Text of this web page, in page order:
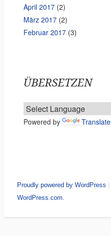
April 2017(2)
März 2017(2)
Februar 2017(3)
ÜBERSETZEN
Powered by Translate
Proudly powered by WordPress
WordPress.com.